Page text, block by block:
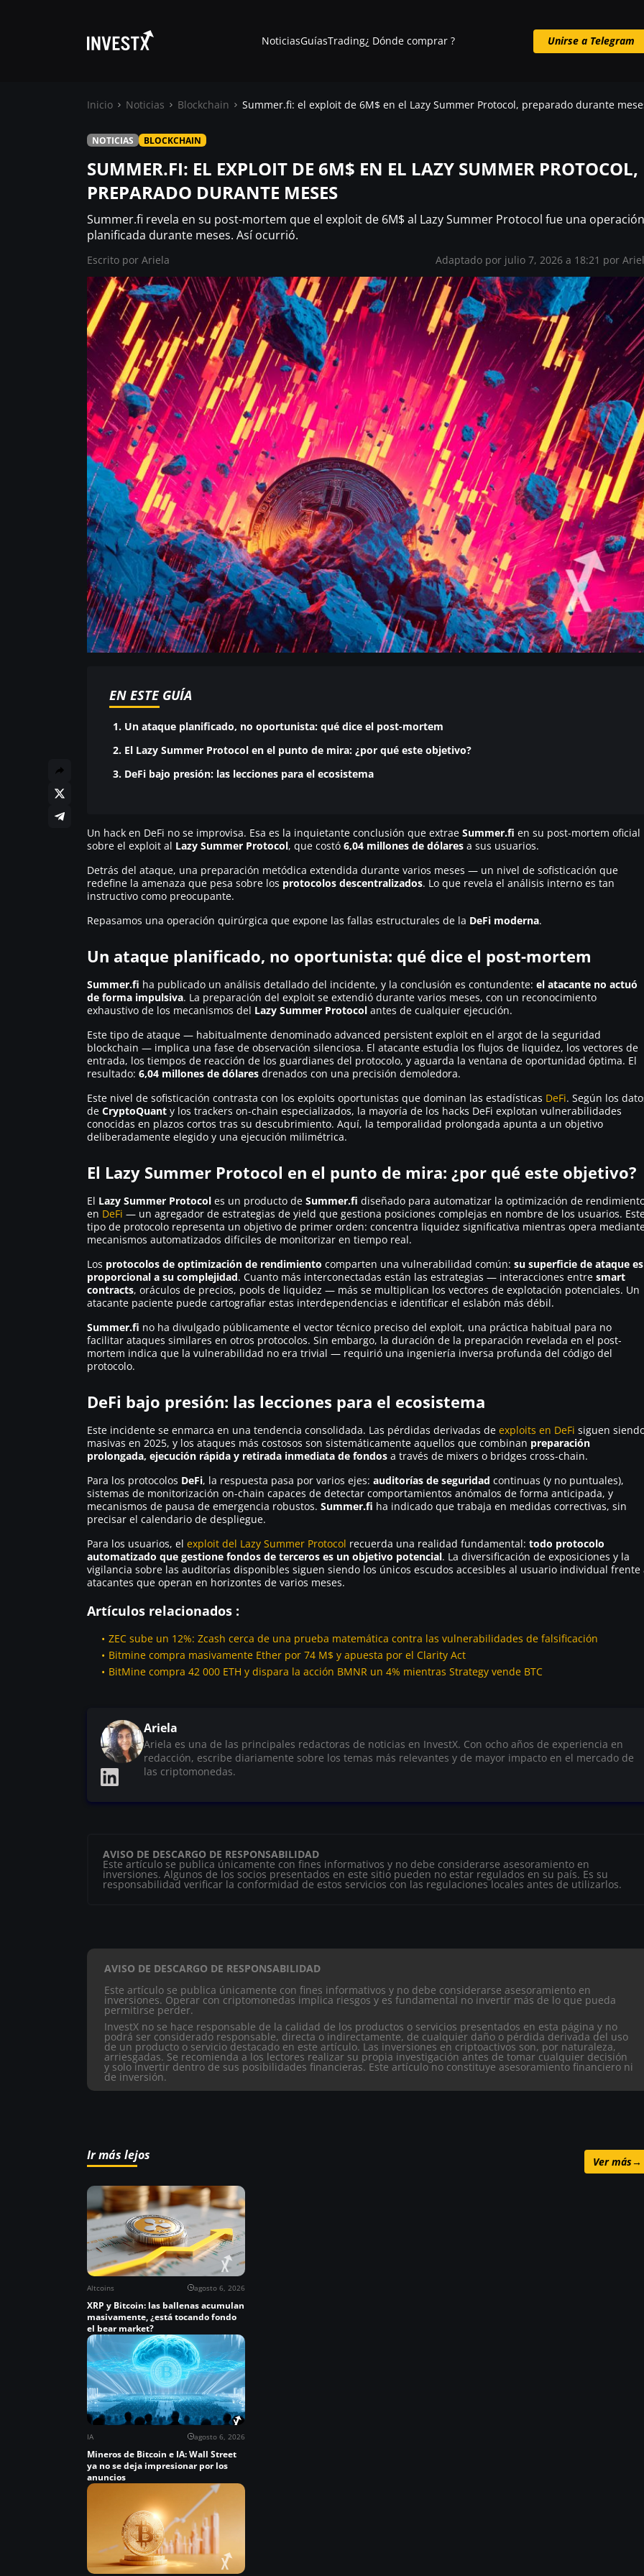
Noticias
Guías
Trading
¿ Dónde comprar ?
NoticiasGuíasTrading¿ Dónde comprar ? Unirse a Telegram
Inicio Noticias Blockchain Summer.fi: el exploit de 6M$ en el Lazy Summer Protocol, preparado durante
NOTICIAS BLOCKCHAIN
SUMMER.FI: EL EXPLOIT DE 6M$ EN EL LAZY SUMMER PROTOCOL,
PREPARADO DURANTE MESES
Summer.fi revela en su post-mortem que el exploit de 6M$ al Lazy Summer Protocol fue una operación
planificada durante meses. Así ocurrió.
Escrito por Ariela Adaptado por julio 7, 2026 a 18:21 por
EN ESTE GUÍA
1. Un ataque planificado, no oportunista: qué dice el post-mortem
2. El Lazy Summer Protocol en el punto de mira: ¿por qué este objetivo?
3. DeFi bajo presión: las lecciones para el ecosistema
Un hack en DeFi no se improvisa. Esa es la inquietante conclusión que extrae Summer.fi en su post-mortem oficial
sobre el exploit al Lazy Summer Protocol, que costó 6,04 millones de dólares a sus usuarios.
Detrás del ataque, una preparación metódica extendida durante varios meses — un nivel de sofisticación que
redefine la amenaza que pesa sobre los protocolos descentralizados. Lo que revela el análisis interno es tan
instructivo como preocupante.
Repasamos una operación quirúrgica que expone las fallas estructurales de la DeFi moderna.
Un ataque planificado, no oportunista: qué dice el post-mortem
Summer.fi ha publicado un análisis detallado del incidente, y la conclusión es contundente: el atacante no actuó
de forma impulsiva. La preparación del exploit se extendió durante varios meses, con un reconocimiento
exhaustivo de los mecanismos del Lazy Summer Protocol antes de cualquier ejecución.
Este tipo de ataque — habitualmente denominado advanced persistent exploit en el argot de la seguridad
blockchain — implica una fase de observación silenciosa. El atacante estudia los flujos de liquidez, los vectores de
entrada, los tiempos de reacción de los guardianes del protocolo, y aguarda la ventana de oportunidad óptima. El
resultado: 6,04 millones de dólares drenados con una precisión demoledora.
Este nivel de sofisticación contrasta con los exploits oportunistas que dominan las estadísticas DeFi. Según los
de CryptoQuant y los trackers on-chain especializados, la mayoría de los hacks DeFi explotan vulnerabilidades
conocidas en plazos cortos tras su descubrimiento. Aquí, la temporalidad prolongada apunta a un objetivo
deliberadamente elegido y una ejecución milimétrica.
El Lazy Summer Protocol en el punto de mira: ¿por qué este objetivo?
El Lazy Summer Protocol es un producto de Summer.fi diseñado para automatizar la optimización de
en DeFi — un agregador de estrategias de yield que gestiona posiciones complejas en nombre de los usuarios.
tipo de protocolo representa un objetivo de primer orden: concentra liquidez significativa mientras opera
mecanismos automatizados difíciles de monitorizar en tiempo real.
Los protocolos de optimización de rendimiento comparten una vulnerabilidad común: su superficie de ataque es
proporcional a su complejidad. Cuanto más interconectadas están las estrategias — interacciones entre smart
contracts, oráculos de precios, pools de liquidez — más se multiplican los vectores de explotación potenciales. Un
atacante paciente puede cartografiar estas interdependencias e identificar el eslabón más débil.
Summer.fi no ha divulgado públicamente el vector técnico preciso del exploit, una práctica habitual para no
facilitar ataques similares en otros protocolos. Sin embargo, la duración de la preparación revelada en el post-
mortem indica que la vulnerabilidad no era trivial — requirió una ingeniería inversa profunda del código del
protocolo.
DeFi bajo presión: las lecciones para el ecosistema
Este incidente se enmarca en una tendencia consolidada. Las pérdidas derivadas de exploits en DeFi siguen
masivas en 2025, y los ataques más costosos son sistemáticamente aquellos que combinan preparación
prolongada, ejecución rápida y retirada inmediata de fondos a través de mixers o bridges cross-chain.
Para los protocolos DeFi, la respuesta pasa por varios ejes: auditorías de seguridad continuas (y no puntuales),
sistemas de monitorización on-chain capaces de detectar comportamientos anómalos de forma anticipada, y
mecanismos de pausa de emergencia robustos. Summer.fi ha indicado que trabaja en medidas correctivas, sin
precisar el calendario de despliegue.
Para los usuarios, el exploit del Lazy Summer Protocol recuerda una realidad fundamental: todo protocolo
automatizado que gestione fondos de terceros es un objetivo potencial. La diversificación de exposiciones y la
vigilancia sobre las auditorías disponibles siguen siendo los únicos escudos accesibles al usuario individual frente
atacantes que operan en horizontes de varios meses.
Artículos relacionados :
ZEC sube un 12%: Zcash cerca de una prueba matemática contra las vulnerabilidades de falsificación
Bitmine compra masivamente Ether por 74 M$ y apuesta por el Clarity Act
BitMine compra 42 000 ETH y dispara la acción BMNR un 4% mientras Strategy vende BTC
Ariela
Ariela es una de las principales redactoras de noticias en InvestX. Con ocho años de experiencia en
redacción, escribe diariamente sobre los temas más relevantes y de mayor impacto en el mercado de
las criptomonedas.
AVISO DE DESCARGO DE RESPONSABILIDAD
Este artículo se publica únicamente con fines informativos y no debe considerarse asesoramiento en
inversiones. Algunos de los socios presentados en este sitio pueden no estar regulados en su país. Es su
responsabilidad verificar la conformidad de estos servicios con las regulaciones locales antes de utilizarlos.
AVISO DE DESCARGO DE RESPONSABILIDAD
Este artículo se publica únicamente con fines informativos y no debe considerarse asesoramiento en
inversiones. Operar con criptomonedas implica riesgos y es fundamental no invertir más de lo que pueda
permitirse perder.
InvestX no se hace responsable de la calidad de los productos o servicios presentados en esta página y no
podrá ser considerado responsable, directa o indirectamente, de cualquier daño o pérdida derivada del uso
de un producto o servicio destacado en este artículo. Las inversiones en criptoactivos son, por naturaleza,
arriesgadas. Se recomienda a los lectores realizar su propia investigación antes de tomar cualquier decisión
y solo invertir dentro de sus posibilidades financieras. Este artículo no constituye asesoramiento financiero ni
de inversión.
Ir más lejos Ver más→
Altcoins agosto 6, 2026
XRP y Bitcoin: las ballenas acumulan
masivamente, ¿está tocando fondo
el bear market?
IA agosto 6, 2026
Mineros de Bitcoin e IA: Wall Street
ya no se deja impresionar por los
anuncios